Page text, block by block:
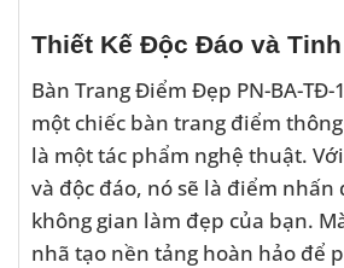
Thiết Kế Độc Đáo và
Bàn Trang Điểm Đẹp PN-BA-TĐ-
một chiếc bàn trang điểm
là một tác phẩm nghệ thuật.
và độc đáo, nó sẽ là điểm
không gian làm đẹp của bạn.
nhã tạo nền tảng hoàn hảo để